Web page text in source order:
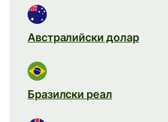
Австралийски долар
Бразилски реал